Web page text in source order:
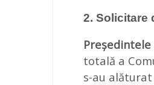
2. Solicitare
totală a
s-au